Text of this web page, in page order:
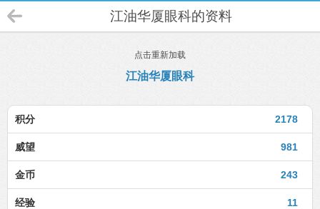
江油华厦眼科的资料
点击重新加载
江油华厦眼科
2178
积分
981
威望
243
金币
11
经验